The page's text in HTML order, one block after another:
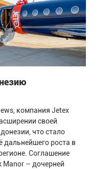
компания Jetex
своей
что стало
дальнейшего роста в
Соглашение
Manor – дочерней